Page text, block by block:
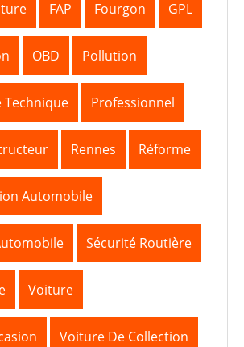
FAP Fourgon GPL
OBD Pollution
Technique Professionnel
Rennes Réforme
Automobile
Sécurité Routière
Voiture
Voiture De Collection